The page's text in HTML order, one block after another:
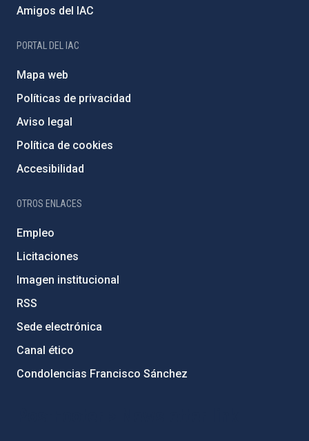
Amigos del IAC
PORTAL DEL IAC
Mapa web
Políticas de privacidad
Aviso legal
Política de cookies
Accesibilidad
OTROS ENLACES
Empleo
Licitaciones
Imagen institucional
RSS
Sede electrónica
Canal ético
Condolencias Francisco Sánchez